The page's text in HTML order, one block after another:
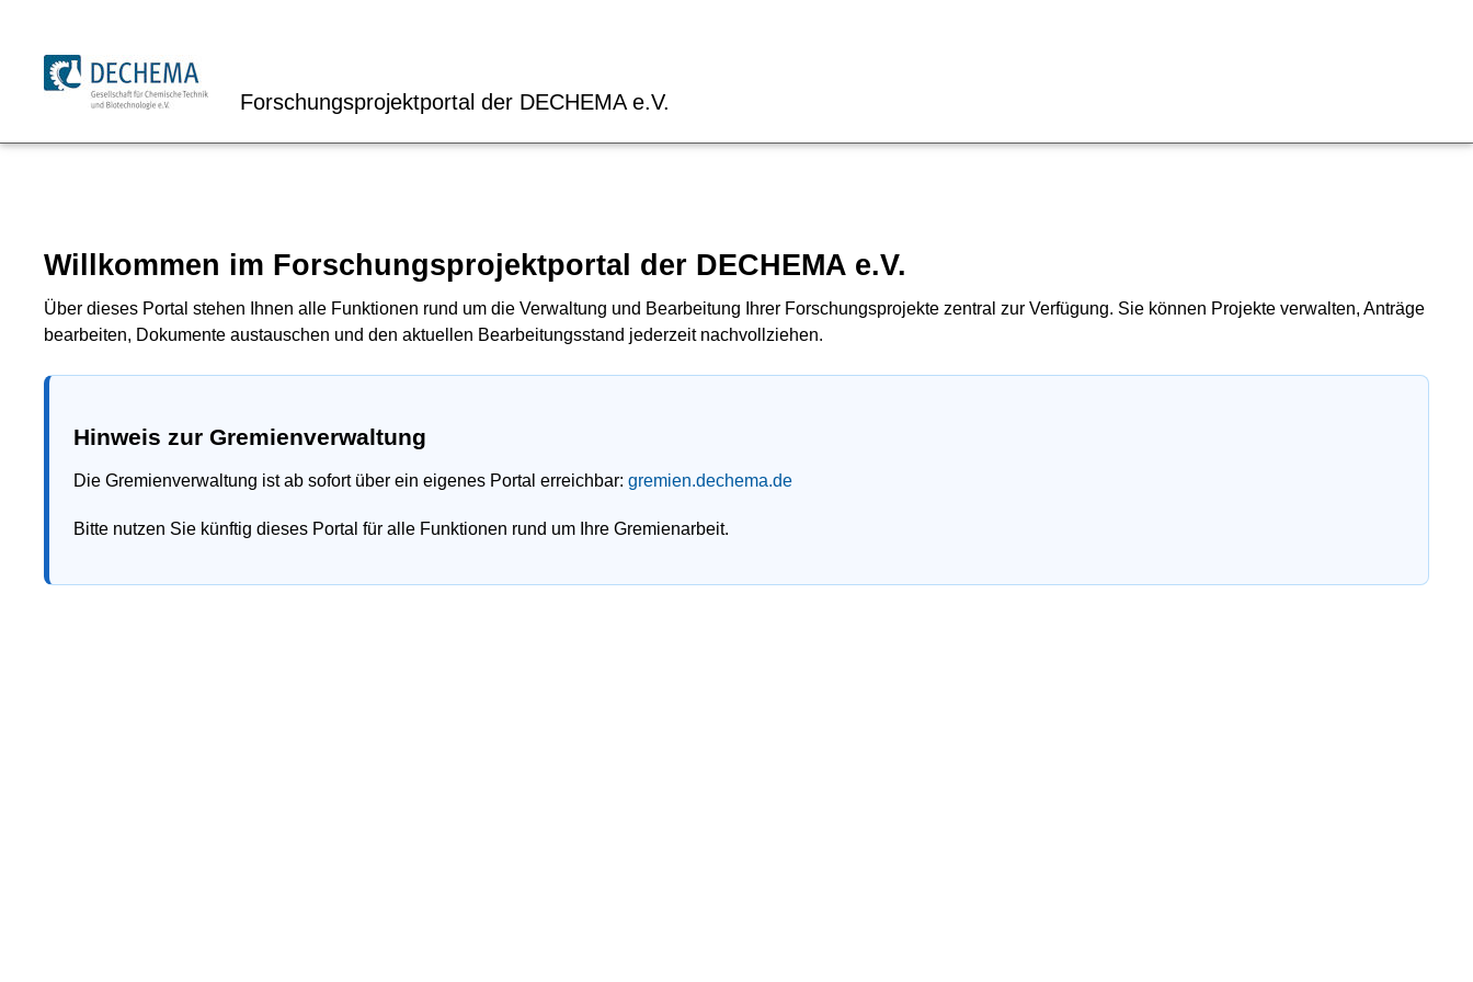
Forschungsprojektportal der DECHEMA e.V.
Willkommen im Forschungsprojektportal der DECHEMA e.V.
Über dieses Portal stehen Ihnen alle Funktionen rund um die Verwaltung und Bearbeitung Ihrer Forschungsprojekte zentral zur Verfügung. Sie können Projekte verwalten, Anträge
bearbeiten, Dokumente austauschen und den aktuellen Bearbeitungsstand jederzeit nachvollziehen.
Hinweis zur Gremienverwaltung
Die Gremienverwaltung ist ab sofort über ein eigenes Portal erreichbar: gremien.dechema.de
Bitte nutzen Sie künftig dieses Portal für alle Funktionen rund um Ihre Gremienarbeit.